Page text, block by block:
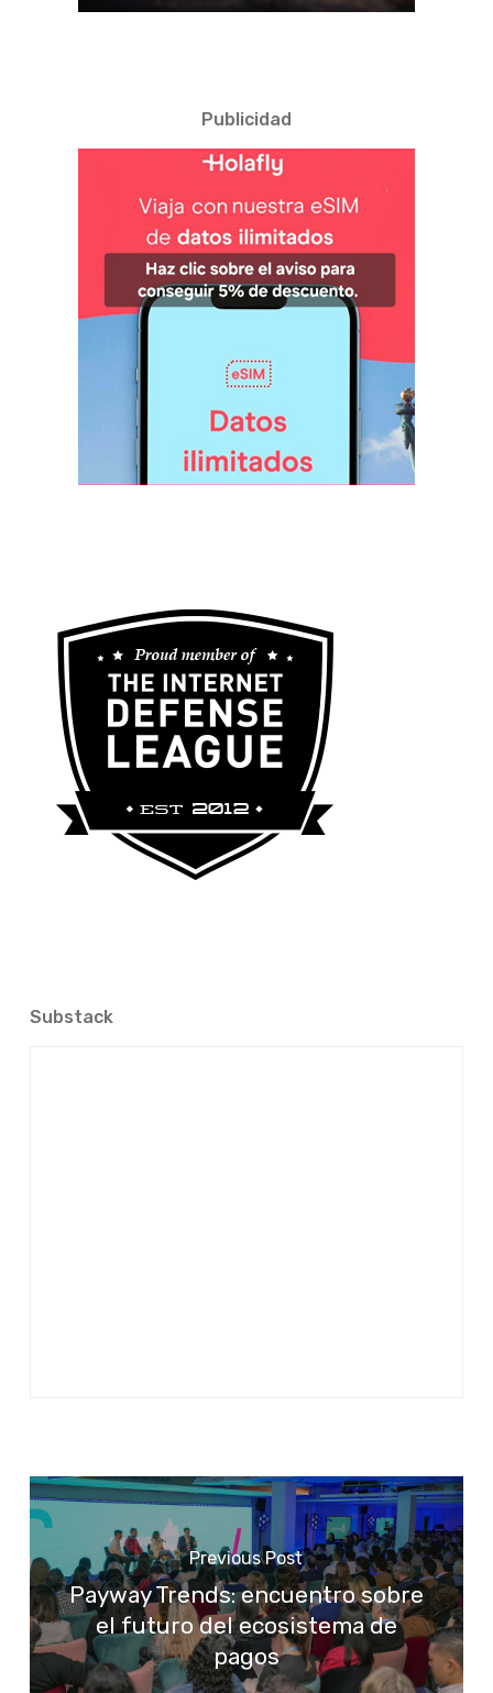
Publicidad
Substack
Previous Post
Payway Trends: encuentro sobre
el futuro del ecosistema de
pagos